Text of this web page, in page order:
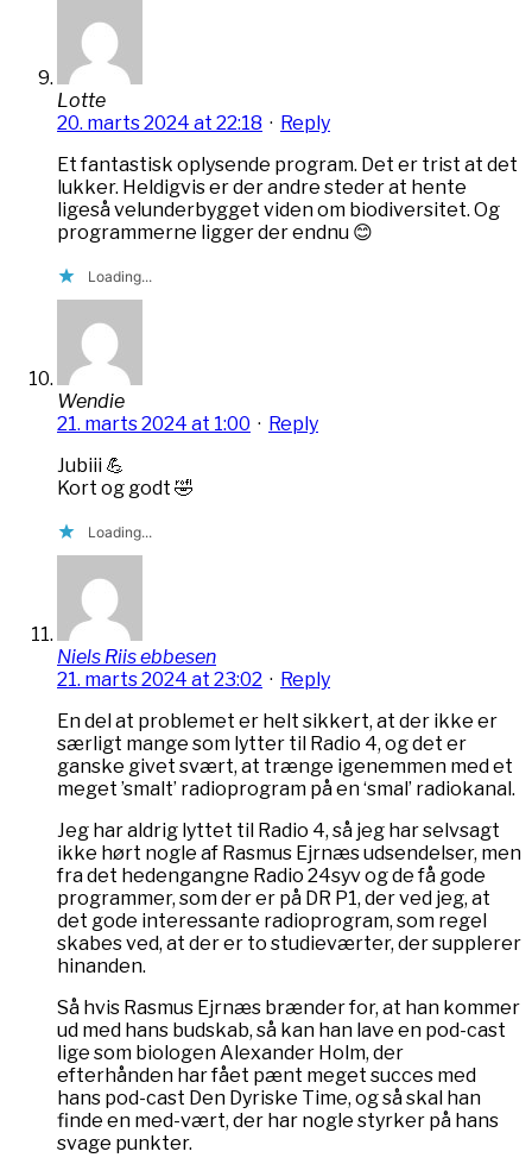
Lotte
20. marts 2024 at 22:18 · Reply
Et fantastisk oplysende program. Det er trist at det
lukker. Heldigvis er der andre steder at hente
ligeså velunderbygget viden om biodiversitet. Og
programmerne ligger der endnu 😊
Loading...
Wendie
21. marts 2024 at 1:00 · Reply
Jubiii 💪
Kort og godt 🤣
Loading...
Niels Riis ebbesen
21. marts 2024 at 23:02 · Reply
En del at problemet er helt sikkert, at der ikke er
særligt mange som lytter til Radio 4, og det er
ganske givet svært, at trænge igenemmen med et
meget ’smalt’ radioprogram på en ‘smal’ radiokanal.
Jeg har aldrig lyttet til Radio 4, så jeg har selvsagt
ikke hørt nogle af Rasmus Ejrnæs udsendelser, men
fra det hedengangne Radio 24syv og de få gode
programmer, som der er på DR P1, der ved jeg, at
det gode interessante radioprogram, som regel
skabes ved, at der er to studieværter, der supplerer
hinanden.
Så hvis Rasmus Ejrnæs brænder for, at han kommer
ud med hans budskab, så kan han lave en pod-cast
lige som biologen Alexander Holm, der
efterhånden har fået pænt meget succes med
hans pod-cast Den Dyriske Time, og så skal han
finde en med-vært, der har nogle styrker på hans
svage punkter.